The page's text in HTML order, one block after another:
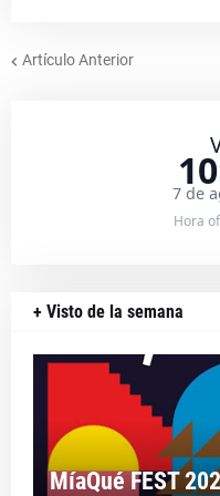
Artículo Anterior
7 de
Hora
+ Visto de la semana
MíaQué FEST